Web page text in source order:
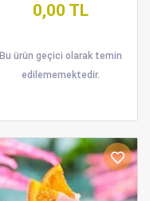
0,00 TL
Bu ürün geçici olarak temin
edilememektedir.